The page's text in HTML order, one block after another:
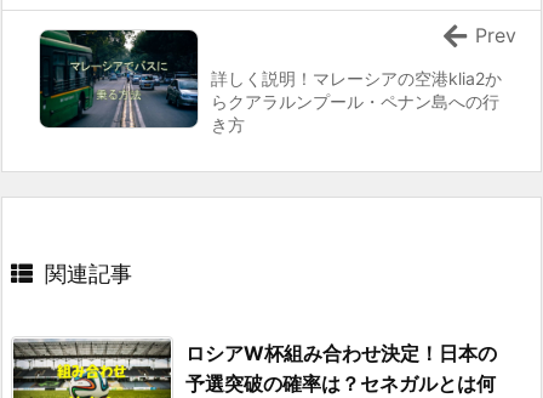
詳しく説明！マレーシアの空港klia2か
らクアラルンプール・ペナン島への行
き方
Prev
関連記事
ロシアW杯組み合わせ決定！日本の
予選突破の確率は？セネガルとは何